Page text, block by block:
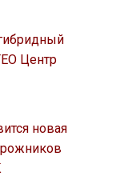
Центр
новая